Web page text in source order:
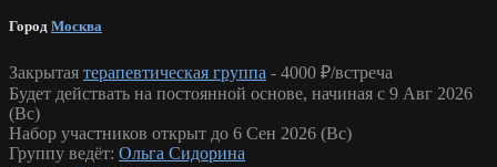
Город Москва
Закрытая терапевтическая группа - 4000 ₽/встреча
Будет действать на постоянной основе, начиная с 9 Авг 2026
(Вс)
Набор участников открыт до 6 Сен 2026 (Вс)
Группу ведёт: Ольга Сидорина